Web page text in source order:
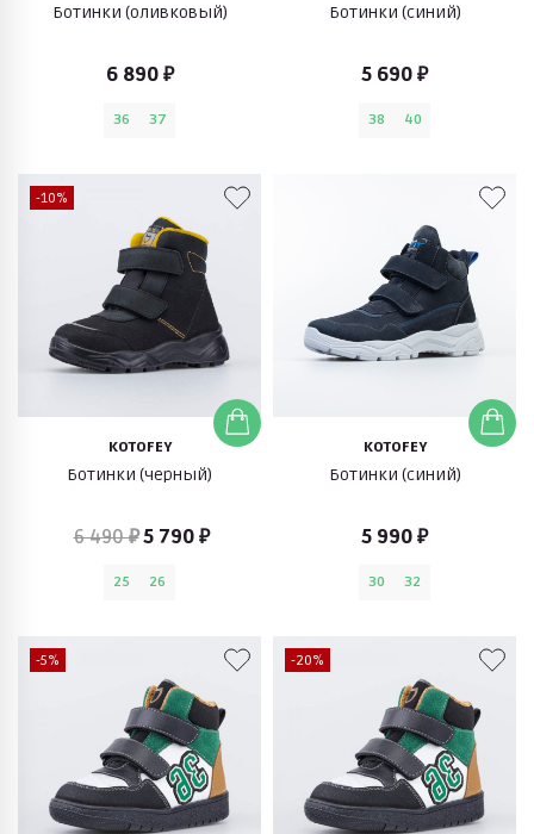
Ботинки (оливковый)
6 890 ₽
36 37
Ботинки (синий)
5 690 ₽
38 40
-10%
KOTOFEY
Ботинки (черный)
6 490 ₽5 790 ₽
25 26
KOTOFEY
Ботинки (синий)
5 990 ₽
30 32
-5% -20%